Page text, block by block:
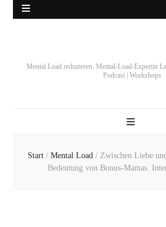
Mental Load reduzieren. Mental-Load-Expertin
Podcast | Workshops
Start / Mental Load / Zwischen Liebe
Bedeutung von Bonus-Mamas.